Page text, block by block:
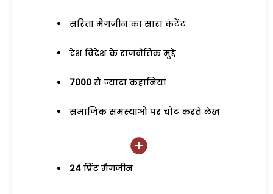
सरिता मैगजीन का सारा कंटेंट
देश विदेश के राजनैतिक मुद्दे
7000 से ज्यादा कहानियां
समाजिक समस्याओं पर चोट करते लेख
24 प्रिंट मैगजीन